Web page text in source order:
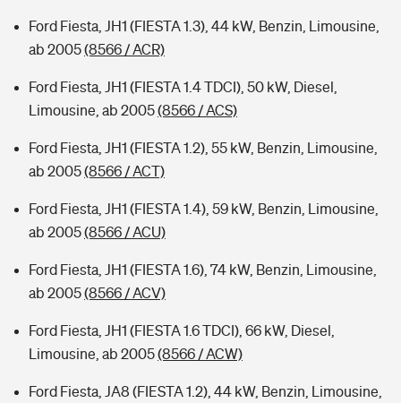
Ford Fiesta, JH1 (FIESTA 1.3), 44 kW, Benzin, Limousine,
ab 2005(8566 / ACR)
Ford Fiesta, JH1 (FIESTA 1.4 TDCI), 50 kW, Diesel,
Limousine, ab 2005(8566 / ACS)
Ford Fiesta, JH1 (FIESTA 1.2), 55 kW, Benzin, Limousine,
ab 2005(8566 / ACT)
Ford Fiesta, JH1 (FIESTA 1.4), 59 kW, Benzin, Limousine,
ab 2005(8566 / ACU)
Ford Fiesta, JH1 (FIESTA 1.6), 74 kW, Benzin, Limousine,
ab 2005(8566 / ACV)
Ford Fiesta, JH1 (FIESTA 1.6 TDCI), 66 kW, Diesel,
Limousine, ab 2005(8566 / ACW)
Ford Fiesta, JA8 (FIESTA 1.2), 44 kW, Benzin, Limousine,